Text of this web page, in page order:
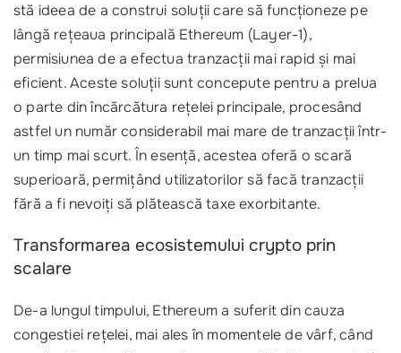
stă ideea de a construi soluții care să funcționeze pe
lângă rețeaua principală Ethereum (Layer-1),
permisiunea de a efectua tranzacții mai rapid și mai
eficient. Aceste soluții sunt concepute pentru a prelua
o parte din încărcătura rețelei principale, procesând
astfel un număr considerabil mai mare de tranzacții într-
un timp mai scurt. În esență, acestea oferă o scară
superioară, permițând utilizatorilor să facă tranzacții
fără a fi nevoiți să plătească taxe exorbitante.
Transformarea ecosistemului crypto prin
scalare
De-a lungul timpului, Ethereum a suferit din cauza
congestiei rețelei, mai ales în momentele de vârf, când